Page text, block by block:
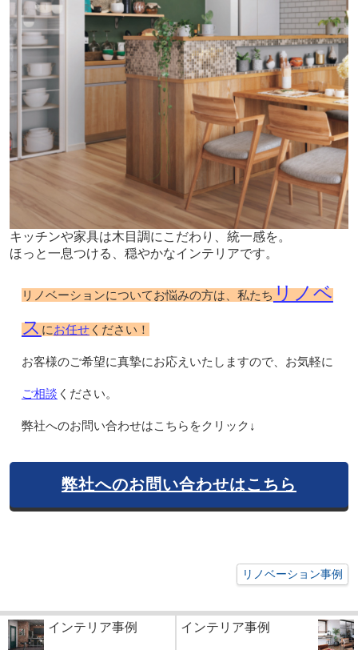
キッチンや家具は木目調にこだわり、統一感を。
ほっと一息つける、穏やかなインテリアです。
リノベーションについてお悩みの方は、私たちリノベ
スにお任せください！
お客様のご希望に真摯にお応えいたしますので、お気軽に
ご相談 ください。
弊社へのお問い合わせはこちらをクリック↓
弊社へのお問い合わせはこちら
リノベーション事例
インテリア事例 インテリア事例